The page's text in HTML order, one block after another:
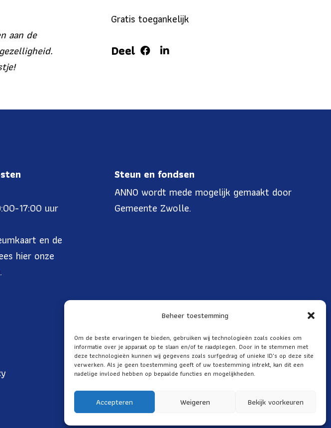
Beheer toestemming
Om de beste ervaringen te bieden, gebruiken wij technologieën zoals cookies om
informatie over je apparaat op te slaan en/of te raadplegen. Door in te stemmen met
deze technologieën kunnen wij gegevens zoals surfgedrag of unieke ID's op deze site
verwerken. Als je geen toestemming geeft of uw toestemming intrekt, kan dit een
nadelige invloed hebben op bepaalde functies en mogelijkheden.
Accepteren Weigeren Bekijk voorkeuren
aan de
Gratis toegankelijk
Deel
17:00 uur
en de
hier onze
.
Steun en fondsen
ANNO wordt mede mogelijk gemaakt door
Gemeente Zwolle.